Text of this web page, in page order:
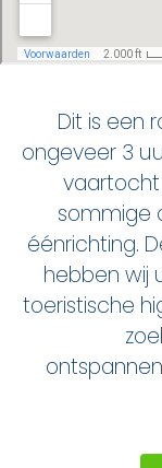
Klassieke
XL
Contact
Over
Veel
Dit is een
ongeveer 3
vaartocht
sommige
éénrichting.
hebben wij
toeristische
ontspannen